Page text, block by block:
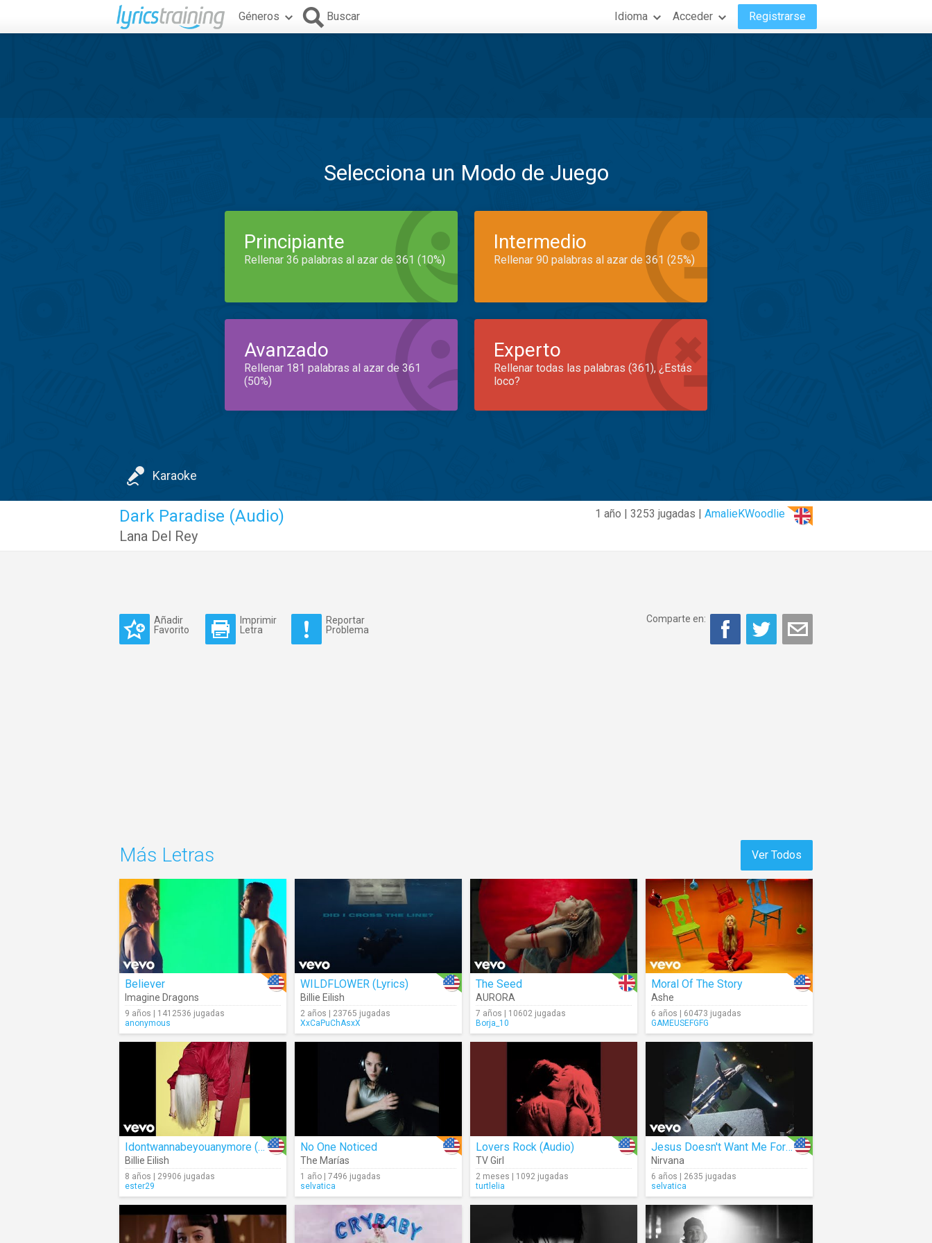
Géneros Buscar Idioma Acceder Registrarse
Selecciona un Modo de Juego
Principiante
Rellenar 36 palabras al azar de 361 (10%)
Intermedio
Rellenar 90 palabras al azar de 361 (25%)
Avanzado
Rellenar 181 palabras al azar de 361
(50%)
Experto
Rellenar todas las palabras (361), ¿Estás
loco?
Karaoke
1 año | 3253 jugadas | AmalieKWoodlie
Dark Paradise (Audio)
Lana Del Rey
Añadir
Favorito
Imprimir
Letra
Reportar
Problema
Comparte en:
Ver Todos
Más Letras
Believer
Imagine Dragons
9 años | 1412536 jugadas
anonymous
WILDFLOWER (Lyrics)
Billie Eilish
2 años | 23765 jugadas
XxCaPuChAsxX
The Seed
AURORA
7 años | 10602 jugadas
Borja_10
Moral Of The Story
Ashe
6 años | 60473 jugadas
GAMEUSEFGFG
Idontwannabeyouanymore (Audio)
Billie Eilish
8 años | 29906 jugadas
ester29
No One Noticed
The Marías
1 año | 7496 jugadas
selvatica
Lovers Rock (Audio)
TV Girl
2 meses | 1092 jugadas
turtlelia
Jesus Doesn't Want Me For A Sunbeam (Live)
Nirvana
6 años | 2635 jugadas
selvatica